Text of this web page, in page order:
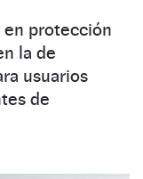
en protección
la de
usuarios
de